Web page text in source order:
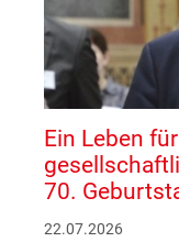
Ein Leben
70.
22.07.2026